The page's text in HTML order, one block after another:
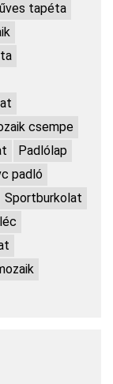
tapéta
csempe
Padlólap
padló
Sportburkolat